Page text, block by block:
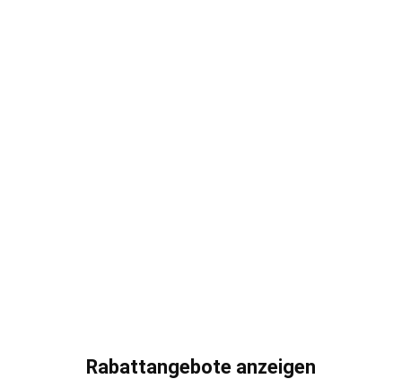
Rabattangebote anzeigen